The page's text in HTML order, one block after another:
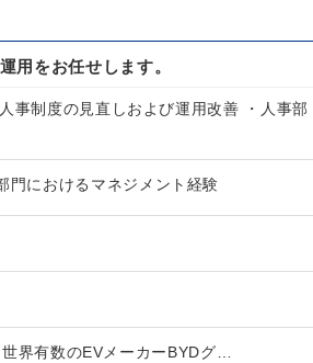
用をお任せします。
事制度の見直しおよび運用改善 ・人事部
門におけるマネジメント経験
界有数のEVメーカーBYDグ…